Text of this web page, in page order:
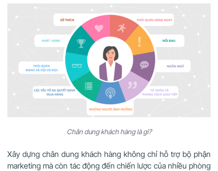
Chân dung khách hàng là gì?
Xây dựng chân dung khách hàng không chỉ hỗ trợ bộ phận
marketing mà còn tác động đến chiến lược của nhiều phòng